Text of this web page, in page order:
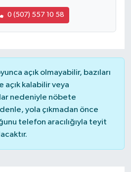
0 (507) 557 10 58
açık olmayabilir, bazıları
kalabilir veya
nedeniyle nöbete
yola çıkmadan önce
telefon aracılığıyla teyit